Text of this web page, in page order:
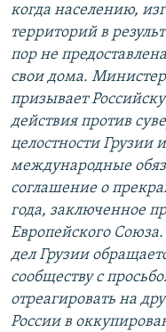
когда населению,
территорий в
пор не
свои дома.
призывает
действия против
целостности Грузии
международные
соглашение о
года, заключенное
Европейского
дел Грузии
сообществу с
отреагировать на
России в